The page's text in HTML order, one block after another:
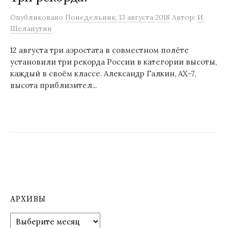
м
у
Опубликовано Понедельник, 13 августа 2018 Автор: И.
Шелапутин
12 августа три аэростата в совместном полёте
установили три рекорда России в категории высоты,
каждый в своём классе. Александр Галкин, АХ-7,
высота приблизител...
АРХИВЫ